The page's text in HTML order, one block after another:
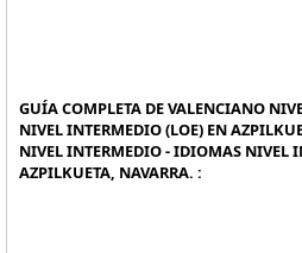
GUÍA COMPLETA DE VALENCIANO
NIVEL INTERMEDIO (LOE) EN
NIVEL INTERMEDIO - IDIOMAS NIVEL
AZPILKUETA, NAVARRA. :